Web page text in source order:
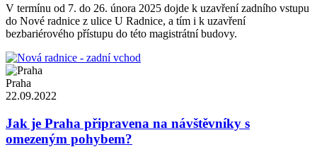
V termínu od 7. do 26. února 2025 dojde k uzavření zadního vstupu
do Nové radnice z ulice U Radnice, a tím i k uzavření
bezbariérového přístupu do této magistrátní budovy.
Praha
22.09.2022
Jak je Praha připravena na návštěvníky s
omezeným pohybem?